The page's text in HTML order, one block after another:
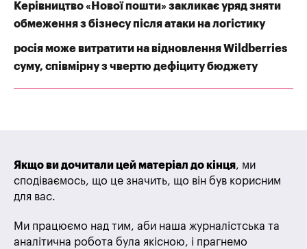
Керівництво «Нової пошти» закликає уряд зняти
обмеження з бізнесу після атаки на логістику
росія може витратити на відновлення Wildberries
суму, співмірну з чвертю дефіциту бюджету
Якщо ви дочитали цей матеріал до кінця, ми
сподіваємось, що це значить, що він був корисним
для вас.
Ми працюємо над тим, аби наша журналістська та
аналітична робота була якісною, і прагнемо